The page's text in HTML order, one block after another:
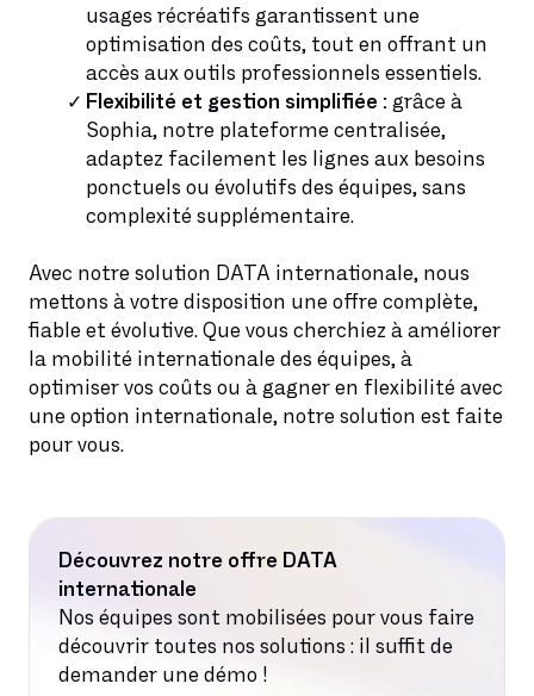
usages récréatifs garantissent une
optimisation des coûts, tout en offrant un
accès aux outils professionnels essentiels.
Flexibilité et gestion simplifiée : grâce à
Sophia, notre plateforme centralisée,
adaptez facilement les lignes aux besoins
ponctuels ou évolutifs des équipes, sans
complexité supplémentaire.
Avec notre solution DATA internationale, nous
mettons à votre disposition une offre complète,
fiable et évolutive. Que vous cherchiez à améliorer
la mobilité internationale des équipes, à
optimiser vos coûts ou à gagner en flexibilité avec
une option internationale, notre solution est faite
pour vous.
Découvrez notre offre DATA
internationale
Nos équipes sont mobilisées pour vous faire
découvrir toutes nos solutions : il suffit de
demander une démo !